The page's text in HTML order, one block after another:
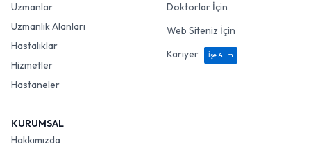
Uzmanlar
Uzmanlık Alanları
Hastalıklar
Hizmetler
Hastaneler
Doktorlar İçin
Web Siteniz İçin
Kariyer
İşe Alım
KURUMSAL
Hakkımızda